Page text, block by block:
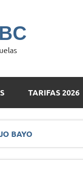
TARIFAS 2026
BAYO